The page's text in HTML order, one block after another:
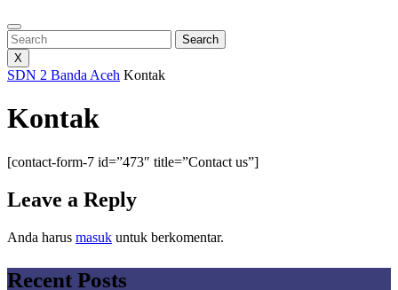
Search
Search
X
SDN 2 Banda Aceh Kontak
Kontak
[contact-form-7 id=”473″ title=”Contact us”]
Leave a Reply
Anda harus masuk untuk berkomentar.
Recent Posts